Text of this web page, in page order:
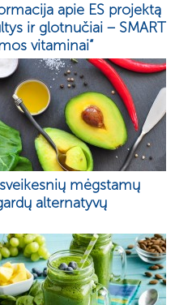
apie ES projektą
ir glotnučiai – SMART
vitaminai“
mėgstamų
alternatyvų